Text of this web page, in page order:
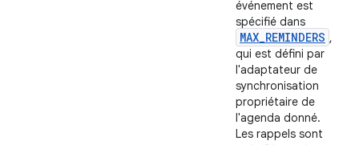
événement est
spécifié dans
MAX_REMINDERS ,
qui est défini par
l'adaptateur de
synchronisation
propriétaire de
l'agenda donné.
Les rappels sont